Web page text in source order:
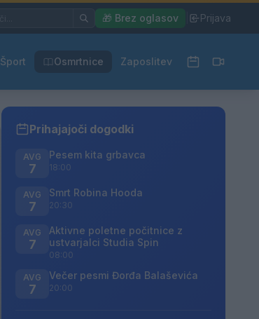
🎁 Brez oglasov Prijava
Šport Osmrtnice Zaposlitev
Prihajajoči dogodki
AVG
7
Pesem kita grbavca
18:00
AVG
7
Smrt Robina Hooda
20:30
AVG
7
Aktivne poletne počitnice z
ustvarjalci Studia Spin
08:00
AVG
7
Večer pesmi Đorđa Balaševića
20:00